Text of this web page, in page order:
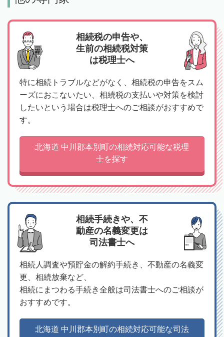
相続税の申告や、
生前の相続税対策
は税理士へ
特に相続トラブルなどがなく、相続税の申告をスム
ーズにおこないたい、相続税の支払いや対策を検討
したいという場合は税理士へのご相談がおすすめで
す。
北海道 中川郡本別町の相続対応可能な税理
士を探す
相続手続きや、不
動産の名義変更は
司法書士へ
相続人調査や預貯金の解約手続き、不動産の名義変
更、相続放棄など、
相続にまつわる手続き全般は司法書士へのご相談が
おすすめです。
北海道 中川郡本別町の相続対応可能な司法